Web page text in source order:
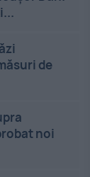
de
noi